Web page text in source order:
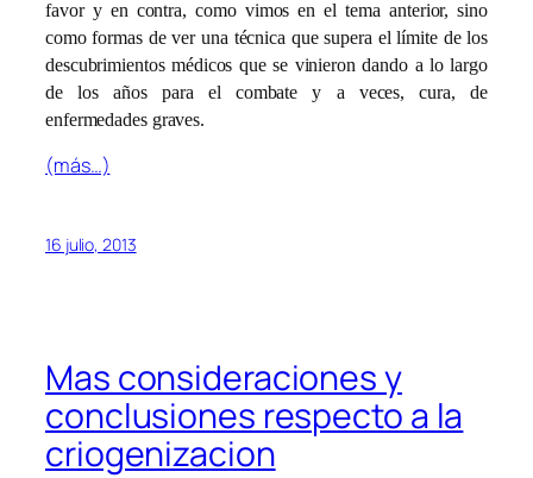
favor y en contra, como vimos en el tema anterior, sino
como formas de ver una técnica que supera el límite de los
descubrimientos médicos que se vinieron dando a lo largo
de los años para el combate y a veces, cura, de
enfermedades graves.
(más…)
16 julio, 2013
Mas consideraciones y
conclusiones respecto a la
criogenizacion